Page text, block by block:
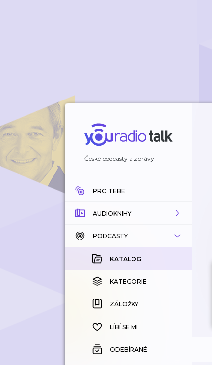
České podcasty a zprávy
PRO TEBE
AUDIOKNIHY
KATALOG
KOUPENÉ
KATEGORIE
ZÁLOŽKY
HISTORIE
PODCASTY
KATALOG
KATEGORIE
ZÁLOŽKY
LÍBÍ SE MI
ODEBÍRANÉ